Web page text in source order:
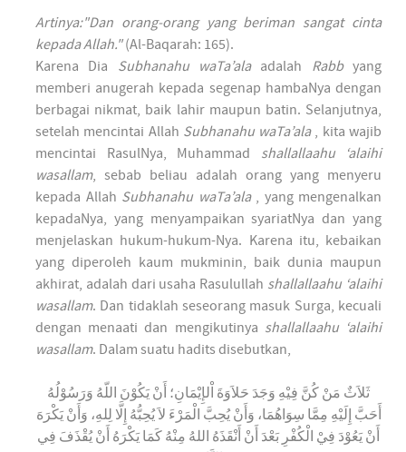
Artinya:"Dan orang-orang yang beriman sangat cinta
kepada Allah."(Al-Baqarah: 165).
Karena Dia Subhanahu waTa’alaadalah Rabbyang
memberi anugerah kepada segenap hambaNya dengan
berbagai nikmat, baik lahir maupun batin. Selanjutnya,
setelah mencintai Allah Subhanahu waTa’ala, kita wajib
mencintai RasulNya, Muhammad shallallaahu ‘alaihi
wasallam, sebab beliau adalah orang yang menyeru
kepada Allah Subhanahu waTa’ala, yang mengenalkan
kepadaNya, yang menyampaikan syariatNya dan yang
menjelaskan hukum-hukum-Nya. Karena itu, kebaikan
yang diperoleh kaum mukminin, baik dunia maupun
akhirat, adalah dari usaha Rasulullah shallallaahu ‘alaihi
wasallam. Dan tidaklah seseorang masuk Surga, kecuali
dengan menaati dan mengikutinya shallallaahu ‘alaihi
wasallam. Dalam suatu hadits disebutkan,
ثَلاَثٌ مَنْ كُنَّ فِيْهِ وَجَدَ حَلاَوَةَ اْلإِيْمَانِ؛ أَنْ يَكُوْنَ اللّهُ وَرَسُوْلُهُ
أَحَبَّ إِلَيْهِ مِمَّا سِوَاهُمَا، وَأَنْ يُحِبَّ الْمَرْءَ لاَ يُحِبُّهُ إِلَّا لِلهِ، وَأَنْ يَكْرَهَ
أَنْ يَعُوْدَ فِيْ الْكُفْرِ بَعْدَ أَنْ أَنْقَذَهُ اللهُ مِنْهُ كَمَا يَكْرَهُ أَنْ يُقْذَفَ فِي